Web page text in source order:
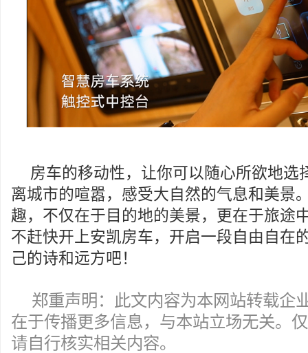
房车的移动性，让你可以随心所欲地选
离城市的喧嚣，感受大自然的气息和美景
趣，不仅在于目的地的美景，更在于旅途
不赶快开上安凯房车，开启一段自由自在
己的诗和远方吧！
郑重声明：此文内容为本网站转载企
在于传播更多信息，与本站立场无关。
请自行核实相关内容。